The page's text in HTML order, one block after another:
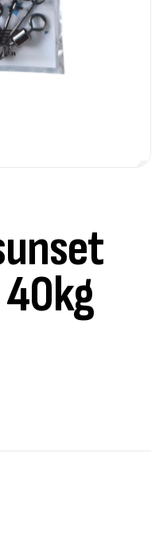
40kg